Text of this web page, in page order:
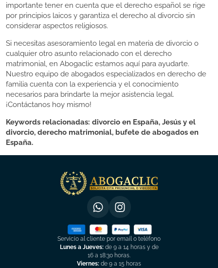
importante tener en cuenta que el derecho español se rige
por principios laicos y garantiza el derecho al divorcio sin
considerar aspectos religiosos.
Si necesitas asesoramiento legal en materia de divorcio o
cualquier otro asunto relacionado con el derecho
matrimonial, en Abogaclic estamos aquí para ayudarte.
Nuestro equipo de abogados especializados en derecho de
familia cuenta con la experiencia y el conocimiento
necesarios para brindarte la mejor asistencia legal.
¡Contáctanos hoy mismo!
Keywords relacionadas: divorcio en España, Jesús y el
divorcio, derecho matrimonial, bufete de abogados en
España.
Servicio al cliente por email o teléfono
Lunes a Jueves:de 9 a 14 horas y de
16 a 18:30 horas.
Viernes: de 9 a 15 horas